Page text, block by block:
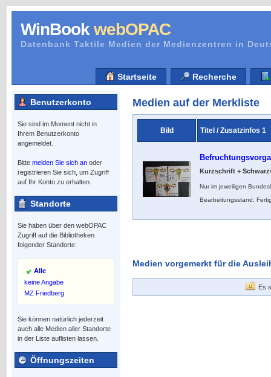
WinBook webOPAC
Datenbank Taktile Medien der Medienzentren in
Startseite Recherche
Benutzerkonto
Sie sind im Moment nicht in
Ihrem Benutzerkonto
angemeldet.
Bitte melden Sie sich an oder
registrieren Sie sich, um Zugriff
auf Ihr Konto zu erhalten.
Standorte
Sie haben über den webOPAC
Zugriff auf die Bibliotheken
folgender Standorte:
Alle
keine Angabe
MZ Friedberg
Sie können natürlich jederzeit
auch alle Medien aller Standorte
in der Liste auflisten lassen.
Öffnungszeiten
Medien auf der Merkliste
Bild Titel / Zusatzinfos 1
Kurzschrift +
Nur im jeweiligen
Bearbeitungsstand:
Medien vorgemerkt für die
Es